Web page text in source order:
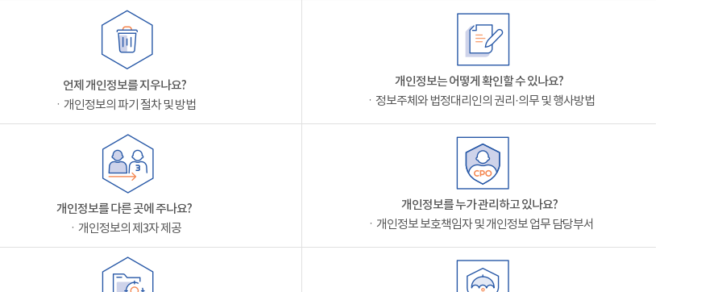
언제 개인정보를 지우나요?
ㆍ개인정보의 파기 절차 및 방법
개인정보는 어떻게 확인할 수 있나요?
ㆍ정보주체와 법정대리인의 권리·의무 및 행사방법
개인정보를 다른 곳에 주나요?
ㆍ개인정보의 제3자 제공
개인정보를 누가 관리하고 있나요?
ㆍ개인정보 보호책임자 및 개인정보 업무 담당부서